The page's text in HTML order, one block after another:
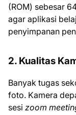
(ROM) sebesar
agar aplikasi
penyimpanan
2. Kualitas
Banyak tugas
foto. Kamera
sesi zoom